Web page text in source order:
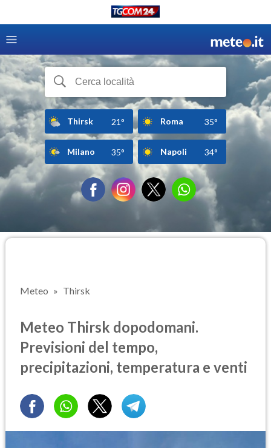
Thirsk 21° Roma 35°
Milano 35° Napoli 34°
Meteo Thirsk
Meteo Thirsk dopodomani.
Previsioni del tempo,
precipitazioni, temperatura e venti